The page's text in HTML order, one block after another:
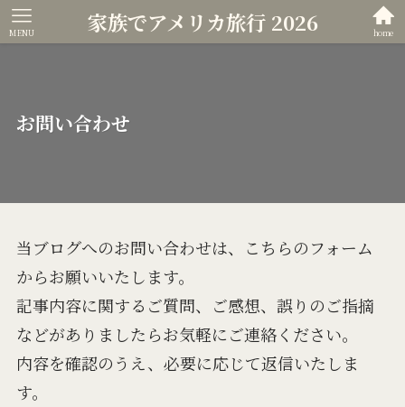
家族でアメリカ旅行 2026 home
MENU
お問い合わせ
当ブログへのお問い合わせは、こちらのフォーム
からお願いいたします。
記事内容に関するご質問、ご感想、誤りのご指摘
などがありましたらお気軽にご連絡ください。
内容を確認のうえ、必要に応じて返信いたしま
す。